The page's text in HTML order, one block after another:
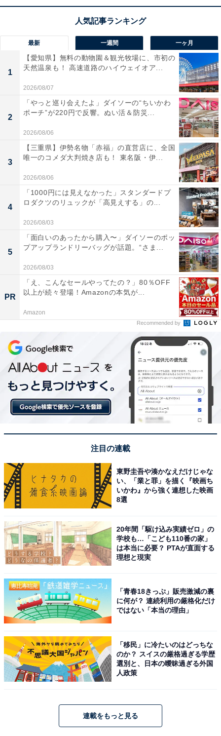
JVC 密閉型ヘッドホン CLASS-S WOODシリーズ ハイレ
「楽器の響きが極めて自然」。「HA-SW01」に届
いた口コミは？
実際に「HA-SW01」を使用するユーザーからは、どのよ
うな声が届いているのでしょうか。インターネット上で
目立った声を抜粋して紹介します。
アコースティック楽器やボーカルの艶やかさが他の
密閉型なのに音がこもることなく、まるで目の前で
演奏されているかのような広い音場と高い解像度に
感動しました。
高級感のある木目のデザインが美しく、イヤーパッ
ドの質感がとても柔らかいので、長時間の音楽鑑賞
でも耳が痛くなりません。
最新 一週間 一ヶ月
1
【愛知県】無料の動物園＆観光牧場に、市初の
天然温泉も！ 高速道路のハイウェイオア...
2026/08/07
2
「やっと巡り会えたよ」ダイソーの“ちいかわ
ポーチ”が220円で反響。ぬい活＆防災...
2026/08/06
3
【三重県】伊勢名物「赤福」の直営店に、全国
唯一のコメダ大判焼き店も！ 東名阪・伊...
2026/08/06
4
「1000円には見えなかった」スタンダードプ
ロダクツのリュックが「高見えする」の...
2026/08/03
5
「面白いのあったから購入〜」ダイソーのポッ
プアップランドリーバッグが話題。“さま...
2026/08/03
PR
「え、こんなセールやってたの？」80％OFF
以上が続々登場！Amazonの本気が...
Amazon
Recommended by
注目の連載
東野圭吾や湊かなえだけじゃな
い、「業と罪」を描く『映画ち
いかわ』から強く連想した映画
8選
20年間「駆け込み実績ゼロ」の
学校も…「こども110番の家」
は本当に必要？ PTAが直面する
理想と現実
「青春18きっぷ」販売激減の裏
に何が？ 連続利用の厳格化だけ
ではない「本当の理由」
「移民」に冷たいのはどっちな
のか？ スイスの厳格過ぎる学歴
選別と、日本の曖昧過ぎる外国
人政策
連載をもっと見る